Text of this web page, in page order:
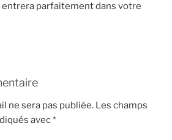
entrera parfaitement dans votre
ne sera pas publiée. Les champs
avec*